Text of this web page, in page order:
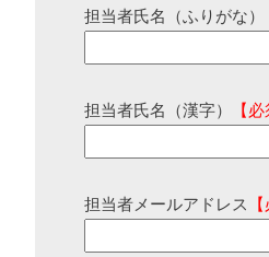
担当者氏名（ふりがな）
担当者氏名（漢字） 【必
担当者メールアドレス